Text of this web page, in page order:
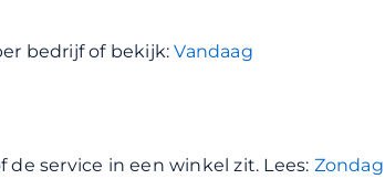
bedrijf of bekijk:Vandaag
service in een winkel zit. Lees: Zondag